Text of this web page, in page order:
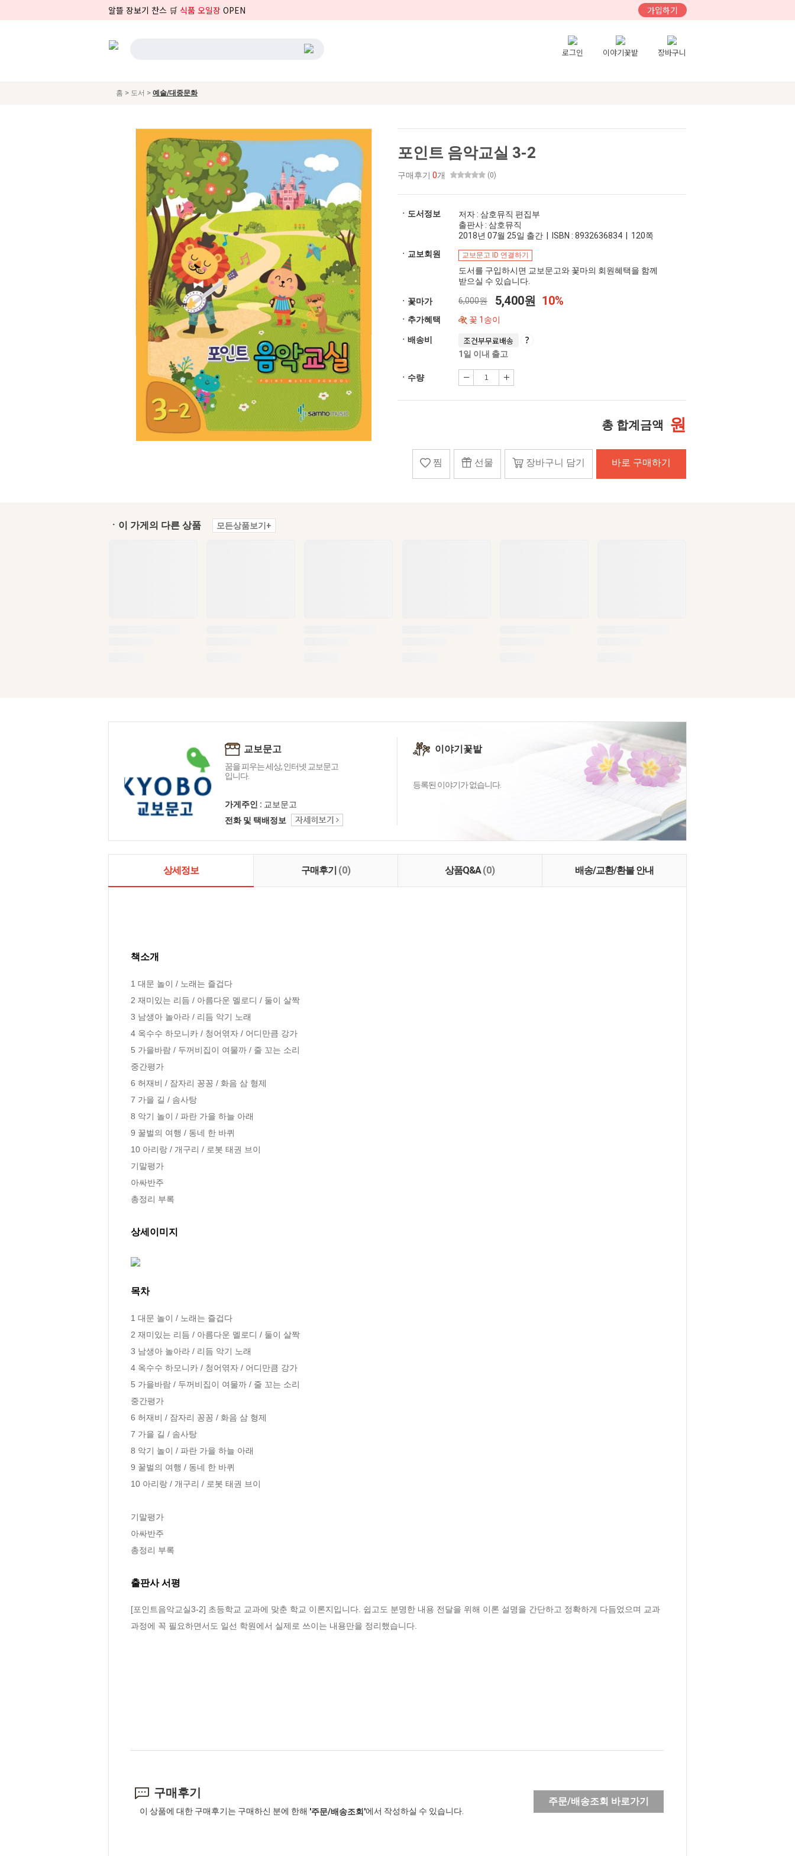
알뜰 장보기 찬스 🛒 식품 오일장 OPEN 가입하기
로그인 이야기꽃밭 장바구니
홈 > 도서 > 예술/대중문화
포인트 음악교실 3-2
구매후기 0개 (0)
ㆍ도서정보
저자 : 삼호뮤직 편집부
출판사 : 삼호뮤직
2018년 07월 25일 출간 | ISBN : 8932636834 | 120쪽
ㆍ교보회원
교보문고 ID 연결하기
도서를 구입하시면 교보문고와 꽃마의 회원혜택을 함께
받으실 수 있습니다.
ㆍ꽃마가 6,000원 5,400원 10%
ㆍ추가혜택 꽃 1송이
ㆍ배송비 조건부무료배송
1일 이내 출고
ㆍ수량
총 합계금액 원
찜 선물 장바구니 담기 바로 구매하기
ㆍ이 가게의 다른 상품 모든상품보기+
교보문고
꿈을 피우는 세상, 인터넷 교보문고
입니다.
가게주인 : 교보문고
전화 및 택배정보
이야기꽃밭
등록된 이야기가 없습니다.
상세정보 구매후기 (0) 상품Q&A(0) 배송/교환/환불 안내
책소개
1 대문 놀이 / 노래는 즐겁다
2 재미있는 리듬 / 아름다운 멜로디 / 둘이 살짝
3 남생아 놀아라 / 리듬 악기 노래
4 옥수수 하모니카 / 청어엮자 / 어디만큼 강가
5 가을바람 / 두꺼비집이 여물까 / 줄 꼬는 소리
중간평가
6 허재비 / 잠자리 꽁꽁 / 화음 삼 형제
7 가을 길 / 솜사탕
8 악기 놀이 / 파란 가을 하늘 아래
9 꿀벌의 여행 / 동네 한 바퀴
10 아리랑 / 개구리 / 로봇 태권 브이
기말평가
아싸반주
총정리 부록
상세이미지
목차
1 대문 놀이 / 노래는 즐겁다
2 재미있는 리듬 / 아름다운 멜로디 / 둘이 살짝
3 남생아 놀아라 / 리듬 악기 노래
4 옥수수 하모니카 / 청어엮자 / 어디만큼 강가
5 가을바람 / 두꺼비집이 여물까 / 줄 꼬는 소리
중간평가
6 허재비 / 잠자리 꽁꽁 / 화음 삼 형제
7 가을 길 / 솜사탕
8 악기 놀이 / 파란 가을 하늘 아래
9 꿀벌의 여행 / 동네 한 바퀴
10 아리랑 / 개구리 / 로봇 태권 브이
기말평가
아싸반주
총정리 부록
출판사 서평
[포인트음악교실3-2] 초등학교 교과에 맞춘 학교 이론지입니다. 쉽고도 분명한 내용 전달을 위해 이론 설명을 간단하고 정확하게 다듬었으며 교과
과정에 꼭 필요하면서도 일선 학원에서 실제로 쓰이는 내용만을 정리했습니다.
구매후기
이 상품에 대한 구매후기는 구매하신 분에 한해 '주문/배송조회'에서 작성하실 수 있습니다.
주문/배송조회 바로가기